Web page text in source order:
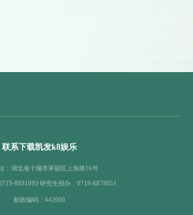
联系下载凯发k8娱乐
：湖北省十堰市茅箭区上海路16号
8891093 研究生招办：0719-8878051
邮政编码：442000